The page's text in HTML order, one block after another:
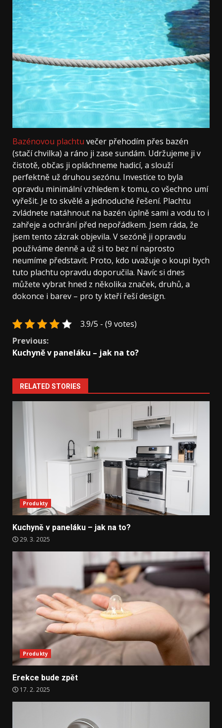
Bazénovou plachtu večer přehodím přes bazén
(stačí chvilka) a ráno ji zase sundám. Udržujeme ji v
čistotě, občas ji opláchneme hadicí, a slouží
perfektně už druhou sezónu. Investice to byla
opravdu minimální vzhledem k tomu, co všechno umí
vyřešit. Je to skvělé a jednoduché řešení. Plachtu
zvládnete natáhnout na bazén úplně sami a vodu to i
zahřeje a ochrání před nepořádkem. Jsem ráda, že
jsem tento zázrak objevila. V sezóně ji opravdu
používáme denně a už si to bez ní naprosto
neumíme představit. Proto, kdo uvažuje o koupi bych
tuto plachtu opravdu doporučila. Navíc si dnes
můžete vybrat hned z několika značek, druhů, a
dokonce i barev – pro ty kteří řeší design.
3.9/5 - (9 votes)
Continue
Reading
Previous:
Kuchyně v paneláku – jak na to?
RELATED STORIES
Produkty
Kuchyně v paneláku – jak na to?
29. 3. 2025
Produkty
Erekce bude zpět
17. 2. 2025